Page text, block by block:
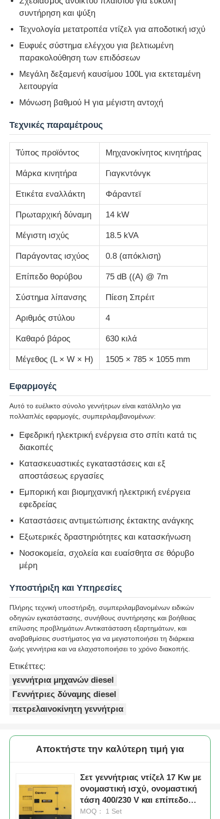
Σχετικά με εμάς
Γύρος εργοστασίων
Ποιοτικός έλεγχος
επαφή
Νέα
Όλες οι περιπτώσεις
Ζητήστε ένα απόσπασμα
σετ γεννητριών ντίζελ
σύνολο γεννήτριας βενζίνης
Σετ Γεννήτριας Inverter
Φορητό σύνολο γεννήτριας
Σετ βιομηχανικής γεννήτριας
Σετ ψηφιακής γεννήτριας
Δημιουργός ανοιχτού πλαισίου
soundproof σύνολο γεννητριών
γεννήτρια εγχώριας χρήσης
Σύνολο γεννητριών θόλων
Γεννήτρια χαμηλού θορύβου
Συντήρηση Γεννητριών
Σετ γεννήτριας συγκόλλησης
μηχανή diesel γεννητριών
αντλία αποχέτευσης
συντήρηση και ψύξη
Τεχνολογία μετατροπέα ντίζελ για αποδοτική ισχύ
Ευφυές σύστημα ελέγχου για βελτιωμένη
παρακολούθηση των επιδόσεων
Μεγάλη δεξαμενή καυσίμου 100L για εκτεταμένη
λειτουργία
Μόνωση βαθμού H για μέγιστη αντοχή
Τεχνικές παραμέτρους
Τύπος προϊόντος Μηχανοκίνητος κινητήρας
Μάρκα κινητήρα Γιαγκντόνγκ
Ετικέτα εναλλάκτη Φάραντεϊ
Πρωταρχική δύναμη 14 kW
Μέγιστη ισχύς 18.5 kVA
Παράγοντας ισχύος 0.8 (απόκλιση)
Επίπεδο θορύβου 75 dB ((A) @ 7m
Σύστημα λίπανσης Πίεση Σπρέιτ
Αριθμός στύλου 4
Καθαρό βάρος 630 κιλά
Μέγεθος (L × W × H) 1505 × 785 × 1055 mm
Εφαρμογές
Αυτό το ευέλικτο σύνολο γεννήτρων είναι κατάλληλο για
πολλαπλές εφαρμογές, συμπεριλαμβανομένων:
Εφεδρική ηλεκτρική ενέργεια στο σπίτι κατά τις
διακοπές
Κατασκευαστικές εγκαταστάσεις και εξ
αποστάσεως εργασίες
Εμπορική και βιομηχανική ηλεκτρική ενέργεια
εφεδρείας
Καταστάσεις αντιμετώπισης έκτακτης ανάγκης
Εξωτερικές δραστηριότητες και κατασκήνωση
Νοσοκομεία, σχολεία και ευαίσθητα σε θόρυβο
μέρη
Υποστήριξη και Υπηρεσίες
Πλήρης τεχνική υποστήριξη, συμπεριλαμβανομένων ειδικών
οδηγιών εγκατάστασης, συνήθους συντήρησης και βοήθειας
επίλυσης προβλημάτων.Αντικατάσταση εξαρτημάτων, και
αναβαθμίσεις συστήματος για να μεγιστοποιήσει τη διάρκεια
ζωής γεννήτρια και να ελαχιστοποιήσει το χρόνο διακοπής.
Ετικέττες:
γεννήτρια μηχανών diesel
Γεννήτριες δύναμης diesel
πετρελαινοκίνητη γεννήτρια
Αποκτήστε την καλύτερη τιμή για
Σετ γεννήτριας ντίζελ 17 Kw με
ονομαστική ισχύ, ονομαστική
τάση 400/230 V και επίπεδο
θορύβου 75 dB(A)
MOQ： 1 Set